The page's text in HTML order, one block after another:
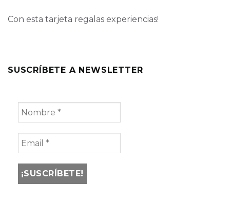
Con esta tarjeta regalas experiencias!
SUSCRÍBETE A NEWSLETTER